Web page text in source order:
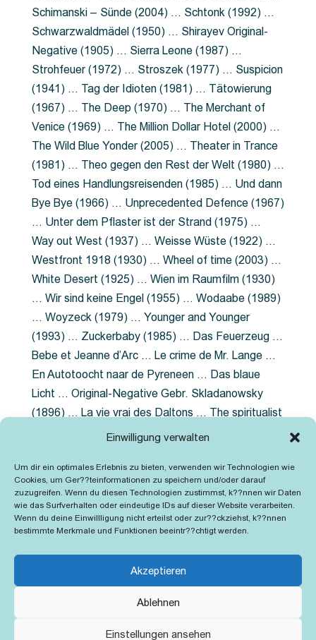
Einwilligung verwalten
Um dir ein optimales Erlebnis zu bieten, verwenden wir Technologien wie
Cookies, um Ger??teinformationen zu speichern und/oder darauf
zuzugreifen. Wenn du diesen Technologien zustimmst, k??nnen wir Daten
wie das Surfverhalten oder eindeutige IDs auf dieser Website verarbeiten.
Wenn du deine Einwillligung nicht erteilst oder zur??ckziehst, k??nnen
bestimmte Merkmale und Funktionen beeintr??chtigt werden.
Akzeptieren
Ablehnen
Einstellungen ansehen
Schimanski – Sünde (2004) … Schtonk (1992) …
Schwarzwaldmädel (1950) … Shirayev Original-
Negative (1905) … Sierra Leone (1987) …
Strohfeuer (1972) … Stroszek (1977) … Suspicion
(1941) … Tag der Idioten (1981) … Tätowierung
(1967) … The Deep (1970) … The Merchant of
Venice (1969) … The Million Dollar Hotel (2000) …
The Wild Blue Yonder (2005) … Theater in Trance
(1981) … Theo gegen den Rest der Welt (1980) …
Tod eines Handlungsreisenden (1985) … Und dann
Bye Bye (1966) … Unprecedented Defence (1967)
… Unter dem Pflaster ist der Strand (1975) …
Way out West (1937) … Weisse Wüste (1922) …
Westfront 1918 (1930) … Wheel of time (2003) …
White Desert (1925) … Wien im Raumfilm (1930)
… Wir sind keine Engel (1955) … Wodaabe (1989)
… Woyzeck (1979) … Younger and Younger
(1993) … Zuckerbaby (1985) … Das Feuerzeug …
Bebe et Jeanne d’Arc … Le crime de Mr. Lange …
En Autotoocht naar de Pyreneen … Das blaue
Licht … Original-Negative Gebr. Skladanowsky
(1896) … La vie vrai des Daltons … The spiritualist
photographer … Feuer im Fjord … The Song of the
Grubenlampe … Tolstoy … Grün ist die Heide …
Lady Hamilton … Mütter verzaget nicht …
Ruttmann Werbefilme